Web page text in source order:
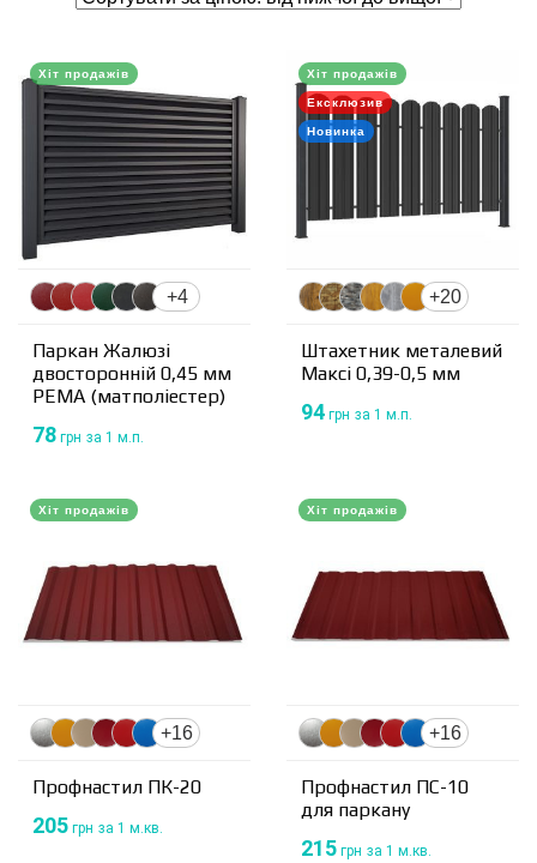
Хіт продажів
+4
Паркан Жалюзі
двосторонній 0,45 мм
PEMA (матполіестер)
78 грн за 1 м.п.
Хіт продажів
Ексклюзив
Новинка
+20
Штахетник металевий
Максі 0,39-0,5 мм
94 грн за 1 м.п.
Хіт продажів
+16
Профнастил ПК-20
205 грн за 1 м.кв.
Хіт продажів
+16
Профнастил ПС-10
для паркану
215 грн за 1 м.кв.